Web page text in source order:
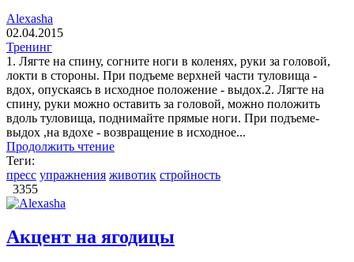
Alexasha
02.04.2015
Тренинг
1. Лягте на спину, согните ноги в коленях, руки за головой,
локти в стороны. При подъеме верхней части туловища -
вдох, опускаясь в исходное положение - выдох.2. Лягте на
спину, руки можно оставить за головой, можно положить
вдоль туловища, поднимайте прямые ноги. При подъеме-
выдох ,на вдохе - возвращение в исходное...
Продолжить чтение
Теги:
пресс упражнения животик стройность
3355
Акцент на ягодицы